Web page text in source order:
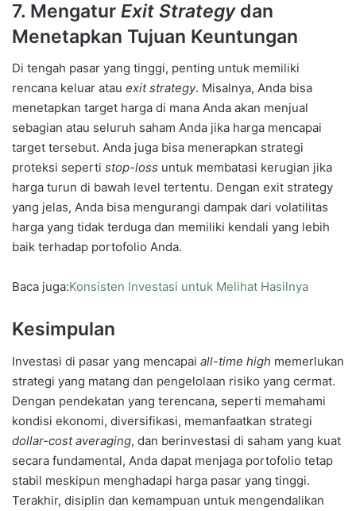
7. Mengatur Exit Strategydan
Menetapkan Tujuan Keuntungan
Di tengah pasar yang tinggi, penting untuk memiliki
rencana keluar atau exit strategy. Misalnya, Anda bisa
menetapkan target harga di mana Anda akan menjual
sebagian atau seluruh saham Anda jika harga mencapai
target tersebut. Anda juga bisa menerapkan strategi
proteksi seperti stop-loss untuk membatasi kerugian jika
harga turun di bawah level tertentu. Dengan exit strategy
yang jelas, Anda bisa mengurangi dampak dari volatilitas
harga yang tidak terduga dan memiliki kendali yang lebih
baik terhadap portofolio Anda.
Baca juga:Konsisten Investasi untuk Melihat Hasilnya
Kesimpulan
Investasi di pasar yang mencapai all-time high memerlukan
strategi yang matang dan pengelolaan risiko yang cermat.
Dengan pendekatan yang terencana, seperti memahami
kondisi ekonomi, diversifikasi, memanfaatkan strategi
dollar-cost averaging, dan berinvestasi di saham yang kuat
secara fundamental, Anda dapat menjaga portofolio tetap
stabil meskipun menghadapi harga pasar yang tinggi.
Terakhir, disiplin dan kemampuan untuk mengendalikan